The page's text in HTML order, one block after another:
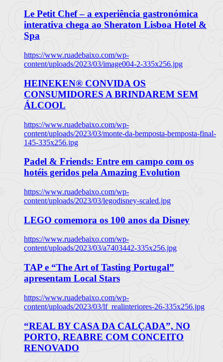
Le Petit Chef – a experiência gastronómica
interativa chega ao Sheraton Lisboa Hotel &
Spa
https://www.ruadebaixo.com/wp-
content/uploads/2023/03/image004-2-335x256.jpg
HEINEKEN® CONVIDA OS
CONSUMIDORES A BRINDAREM SEM
ÁLCOOL
https://www.ruadebaixo.com/wp-
content/uploads/2023/03/monte-da-bemposta-bemposta-final-
145-335x256.jpg
Padel & Friends: Entre em campo com os
hotéis geridos pela Amazing Evolution
https://www.ruadebaixo.com/wp-
content/uploads/2023/03/legodisney-scaled.jpg
LEGO comemora os 100 anos da Disney
https://www.ruadebaixo.com/wp-
content/uploads/2023/03/a7403442-335x256.jpg
TAP e “The Art of Tasting Portugal”
apresentam Local Stars
https://www.ruadebaixo.com/wp-
content/uploads/2023/03/lf_realinteriores-26-335x256.jpg
“REAL BY CASA DA CALÇADA”, NO
PORTO, REABRE COM CONCEITO
RENOVADO